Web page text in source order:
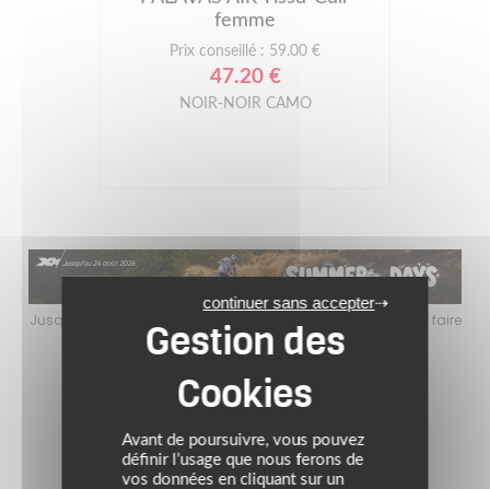
femme
Prix conseillé : 59.00 €
47.20 €
NOIR-NOIR CAMO
Jusqu’au 24 août 2026, profitez de l’ambiance estivale pour faire
le plein de bons plans sur l’équipement motard !
Avant de poursuivre, vous pouvez
définir l’usage que nous ferons de
vos données en cliquant sur un
continuer sans accepter